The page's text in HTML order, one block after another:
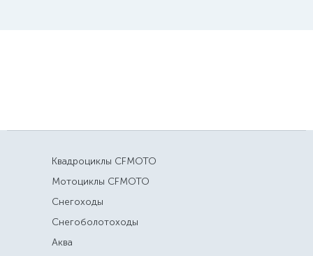
Квадроциклы CFMOTO
Мотоциклы CFMOTO
Снегоходы
Снегоболотоходы
Аква